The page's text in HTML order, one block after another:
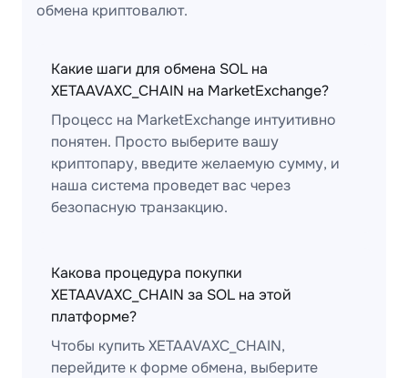
обмена криптовалют.
Какие шаги для обмена SOL на
XETAAVAXC_CHAIN на MarketExchange?
Процесс на MarketExchange интуитивно
понятен. Просто выберите вашу
криптопару, введите желаемую сумму, и
наша система проведет вас через
безопасную транзакцию.
Какова процедура покупки
XETAAVAXC_CHAIN за SOL на этой
платформе?
Чтобы купить XETAAVAXC_CHAIN,
перейдите к форме обмена, выберите